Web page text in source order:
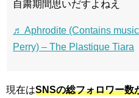
自粛期間思いだすよねえ
♬ Aphrodite (Contains
Perry) – The Plastique Tiara
現在はSNSの総フォロワー数